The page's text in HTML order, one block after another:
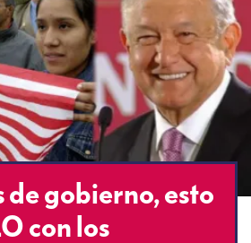
de gobierno, esto
con los